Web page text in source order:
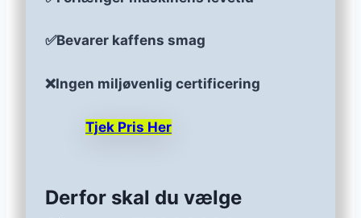
✅Bevarer kaffens smag
❌Ingen miljøvenlig certificering
Tjek Pris Her
Derfor skal du vælge